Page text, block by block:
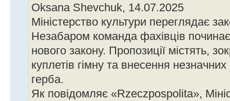
Oksana Shevchuk, 14.07.2025
Міністерство культури переглядає
Незабаром команда фахівців
нового закону. Пропозиції містять,
куплетів гімну та внесення
герба.
Як повідомляє «Rzeczpospolita»,